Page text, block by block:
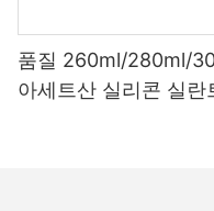
품질 260ml/280ml/
아세트산 실리콘 실란